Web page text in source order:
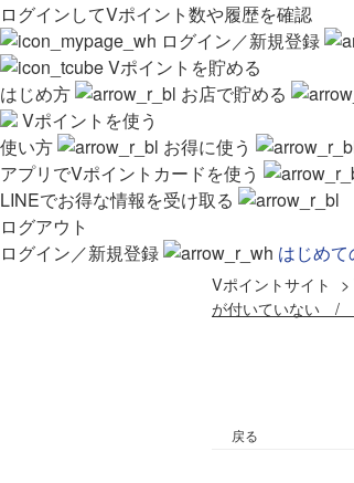
ログインしてVポイント数や履歴を確認
ログイン／新規登録
Vポイントを貯める
はじめ方
お店で貯める
Vポイントを使う
使い方
お得に使う
アプリでVポイントカードを使う
LINEでお得な情報を受け取る
ログアウト
ログイン／新規登録
はじめて
Vポイントサイト >
が付いていない /
戻る